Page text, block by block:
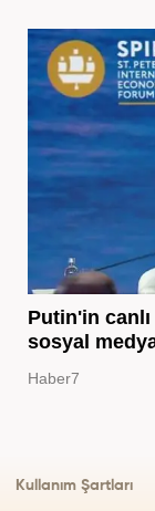
Putin'in
sosyal
Haber7
Kullanım Şartları